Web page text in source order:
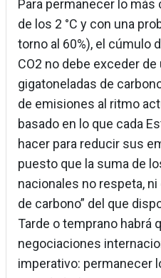
Para permanecer lo más
de los 2 °C y con una
torno al 60%), el cúmulo
CO2 no debe exceder de
gigatoneladas de
de emisiones al ritmo
basado en lo que cada
hacer para reducir sus
puesto que la suma de
nacionales no respeta,
de carbono” del que
Tarde o temprano habrá
negociaciones
imperativo: permanecer